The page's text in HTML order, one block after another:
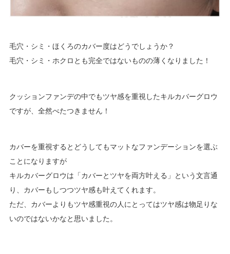
毛穴・シミ・ほくろのカバー度はどうでしょうか？
毛穴・シミ・ホクロとも完全ではないものの薄くなりました！
クッションファンデの中でもツヤ感を重視したキルカバーグロウ
ですが、全然べたつきません！
カバーを重視するとどうしてもマットなファンデーションを選ぶ
ことになりますが
キルカバーグロウは「カバーとツヤを両方叶える」という文言通
り、カバーもしつつツヤ感も叶えてくれます。
ただ、カバーよりもツヤ感重視の人にとってはツヤ感は物足りな
いのではないかなと思いました。